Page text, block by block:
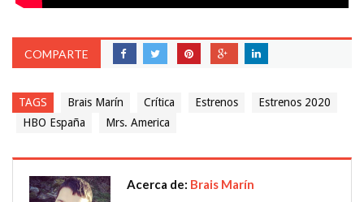
COMPARTE
TAGS Brais Marín Crítica Estrenos
Estrenos 2020
HBO España
Mrs. America
Acerca de: Brais Marín